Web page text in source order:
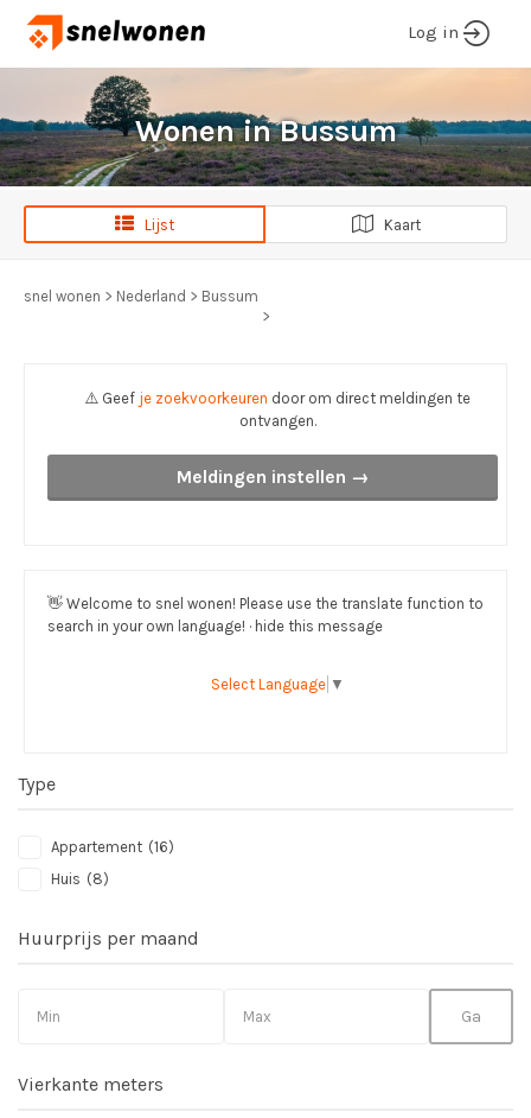
Log in
Lijst Kaart
Wonen in Bussum
snel wonen > Nederland > Bussum
>
⚠️ Geef je zoekvoorkeuren door om direct meldingen te
ontvangen.
Meldingen instellen →
👋 Welcome to snel wonen! Please use the translate function to
search in your own language! · hide this message
Select Language ▼
Type
Appartement (16)
Huis (8)
Huurprijs per maand
Vierkante meters